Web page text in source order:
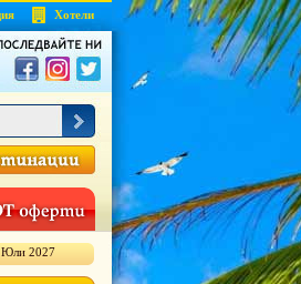
Хотели
Юли 2027